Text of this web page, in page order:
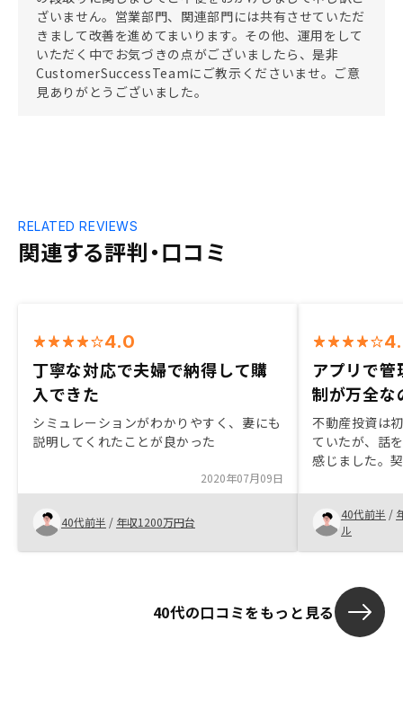
ざいません。営業部門、関連部門には共有させていただ
きまして改善を進めてまいります。その他、運用をして
いただく中でお気づきの点がございましたら、是非
CustomerSuccessTeamにご教示くださいませ。ご意
見ありがとうございました。
関連する評判・口コミ
RELATED REVIEWS
4.0
丁寧な対応で夫婦で納得して購
入できた
シミュレーションがわかりやすく、妻にも
説明してくれたことが良かった
2020年07月09日
40代前半 / 年収1200万円台
アプリで
制が万全な
不動産投資は
ていたが、話
感じました。
してくれて、
す。アプリで
りやすくて魅
40代前半 /
ル
40代の口コミをもっと見る